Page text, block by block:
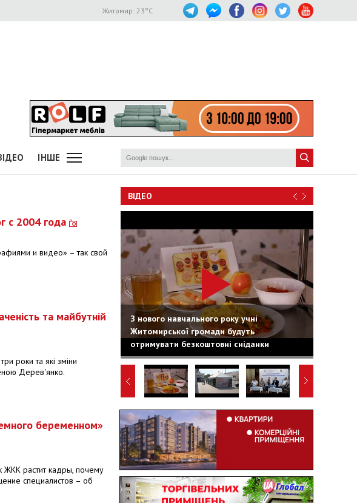
Житомир: 23°C
ІНШЕ
с 2004 года
и видео» – так свой
та майбутній
роки та які зміни
Дерев'янко.
беременном»
ЖКК растит кадры, почему
специалистов – об
ВІДЕО
З нового навчального року учні
Житомирської громади будуть
отримувати безкоштовні сніданки